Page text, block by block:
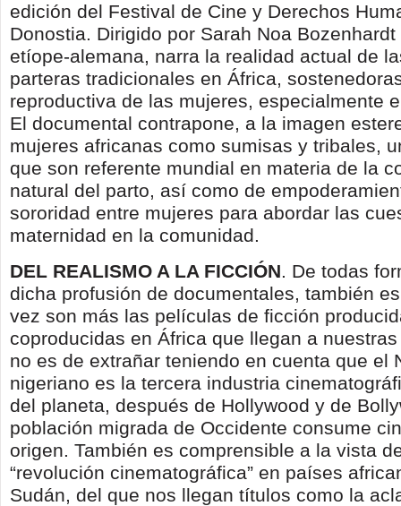
edición del Festival de Cine y Derechos
Donostia. Dirigido por Sarah Noa
etíope-alemana, narra la realidad actual de
parteras tradicionales en África,
reproductiva de las mujeres, especialmente
El documental contrapone, a la imagen
mujeres africanas como sumisas y tribales,
que son referente mundial en materia de la
natural del parto, así como de
sororidad entre mujeres para abordar las
maternidad en la comunidad.
DEL REALISMO A LA FICCIÓN. De todas
dicha profusión de documentales, también
vez son más las películas de ficción
coproducidas en África que llegan a
no es de extrañar teniendo en cuenta que el
nigeriano es la tercera industria
del planeta, después de Hollywood y de
población migrada de Occidente consume
origen. También es comprensible a la vista
“revolución cinematográfica” en países
Sudán, del que nos llegan títulos como la